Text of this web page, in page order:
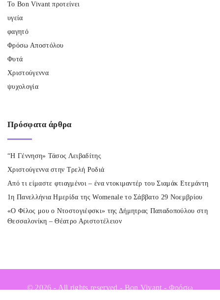
Το Bon Vivant προτείνει
υγεία
φαγητό
Φρόσω Αποστόλου
Φυτά
Χριστούγεννα
ψυχολογία
Πρόσφατα άρθρα
“Η Γέννηση» Τάσος Λειβαδίτης
Χριστούγεννα στην Τρελή Ροδιά
Από τι είμαστε φτιαγμένοι – ένα ντοκιμαντέρ του Σιαμάκ Ετεμάντη
1η Πανελλήνια Ημερίδα της Womenale το Σάββατο 29 Νοεμβρίου
«Ο Φίλος μου ο Ντοστογιέφσκι» της Δήμητρας Παπαδοπούλου στη
Θεσσαλονίκη – Θέατρο Αριστοτέλειον
© 2026 - All rights reserved - Bon Vivant - Φρόσω